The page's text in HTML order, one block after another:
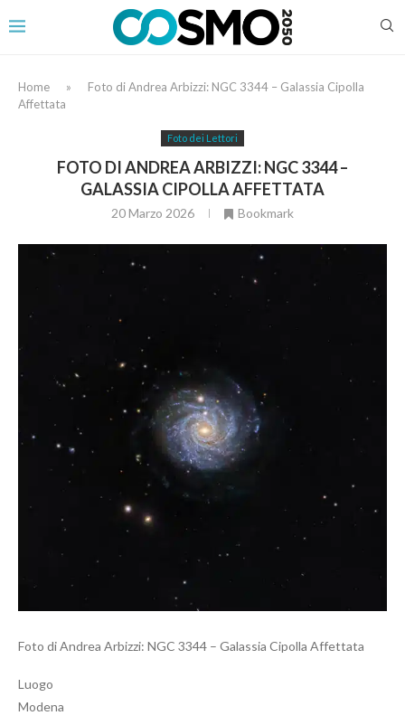
Home »
Foto di Andrea Arbizzi: NGC 3344 – Galassia Cipolla
Affettata
Foto dei Lettori
FOTO DI ANDREA ARBIZZI: NGC 3344 –
GALASSIA CIPOLLA AFFETTATA
20 Marzo 2026 Bookmark
Foto di Andrea Arbizzi: NGC 3344 – Galassia Cipolla Affettata
Luogo
Modena